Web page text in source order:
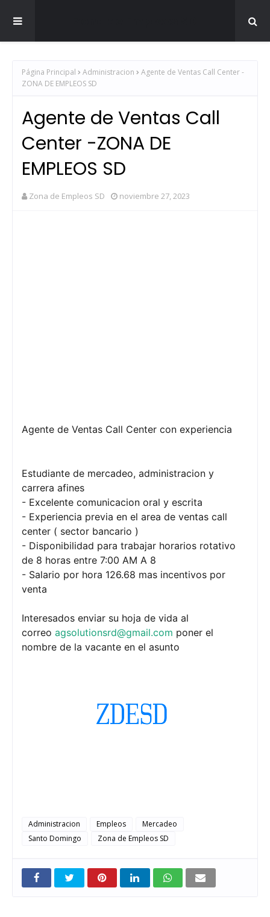
Página Principal Administracion
Agente de Ventas Call Center -
ZONA DE EMPLEOS SD
Agente de Ventas Call
Center -ZONA DE
EMPLEOS SD
Zona de Empleos SD noviembre 27, 2023
Agente de Ventas Call Center con experiencia
Estudiante de mercadeo, administracion y
carrera afines
- Excelente comunicacion oral y escrita
- Experiencia previa en el area de ventas call
center ( sector bancario )
- Disponibilidad para trabajar horarios rotativo
de 8 horas entre 7:00 AM A 8
- Salario por hora 126.68 mas incentivos por
venta
Interesados enviar su hoja de vida al
correo agsolutionsrd@gmail.com poner el
nombre de la vacante en el asunto
Administracion Empleos
Mercadeo
Santo Domingo
Zona de Empleos SD